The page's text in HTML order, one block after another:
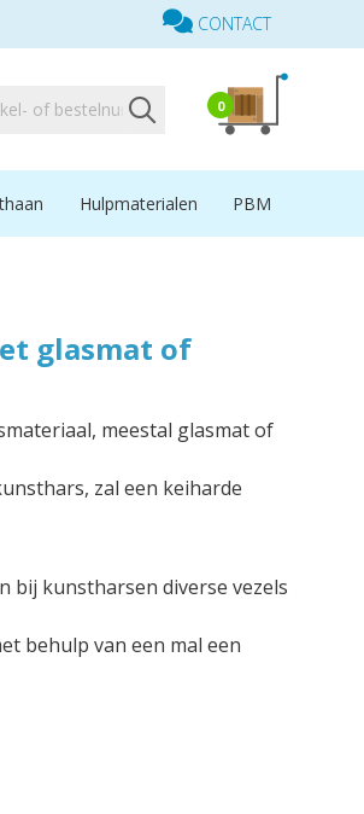
CONTACT
0
Hulpmaterialen PBM
glasmat of
meestal glasmat of
zal een keiharde
kunstharsen diverse vezels
behulp van een mal een